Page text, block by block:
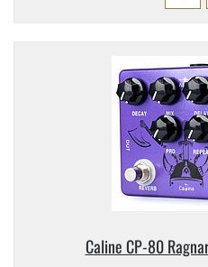
Caline CP-​80